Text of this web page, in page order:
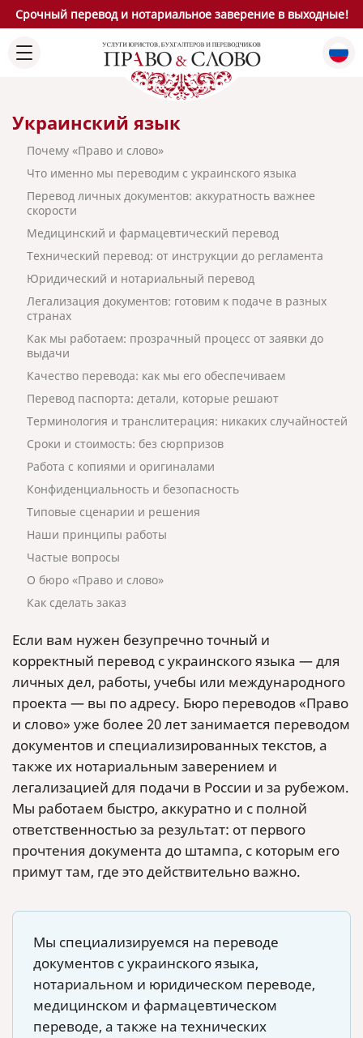
Срочный перевод и нотариальное заверение в выходные!
Украинский язык
Почему «Право и слово»
Что именно мы переводим с украинского языка
Перевод личных документов: аккуратность важнее
скорости
Медицинский и фармацевтический перевод
Технический перевод: от инструкции до регламента
Юридический и нотариальный перевод
Легализация документов: готовим к подаче в разных
странах
Как мы работаем: прозрачный процесс от заявки до
выдачи
Качество перевода: как мы его обеспечиваем
Перевод паспорта: детали, которые решают
Терминология и транслитерация: никаких случайностей
Сроки и стоимость: без сюрпризов
Работа с копиями и оригиналами
Конфиденциальность и безопасность
Типовые сценарии и решения
Наши принципы работы
Частые вопросы
О бюро «Право и слово»
Как сделать заказ
Если вам нужен безупречно точный и
корректный перевод с украинского языка — для
личных дел, работы, учебы или международного
проекта — вы по адресу. Бюро переводов «Право
и слово» уже более 20 лет занимается переводом
документов и специализированных текстов, а
также их нотариальным заверением и
легализацией для подачи в России и за рубежом.
Мы работаем быстро, аккуратно и с полной
ответственностью за результат: от первого
прочтения документа до штампа, с которым его
примут там, где это действительно важно.
Мы специализируемся на переводе
документов с украинского языка,
нотариальном и юридическом переводе,
медицинском и фармацевтическом
переводе, а также на технических